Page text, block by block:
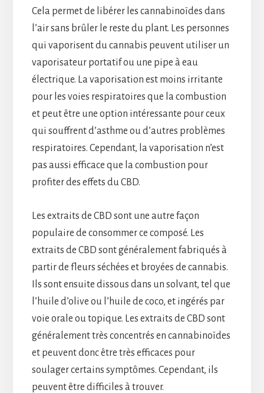
Cela permet de libérer les cannabinoïdes dans
l’air sans brûler le reste du plant. Les personnes
qui vaporisent du cannabis peuvent utiliser un
vaporisateur portatif ou une pipe à eau
électrique. La vaporisation est moins irritante
pour les voies respiratoires que la combustion
et peut être une option intéressante pour ceux
qui souffrent d’asthme ou d’autres problèmes
respiratoires. Cependant, la vaporisation n’est
pas aussi efficace que la combustion pour
profiter des effets du CBD.
Les extraits de CBD sont une autre façon
populaire de consommer ce composé. Les
extraits de CBD sont généralement fabriqués à
partir de fleurs séchées et broyées de cannabis.
Ils sont ensuite dissous dans un solvant, tel que
l’huile d’olive ou l’huile de coco, et ingérés par
voie orale ou topique. Les extraits de CBD sont
généralement très concentrés en cannabinoïdes
et peuvent donc être très efficaces pour
soulager certains symptômes. Cependant, ils
peuvent être difficiles à trouver.